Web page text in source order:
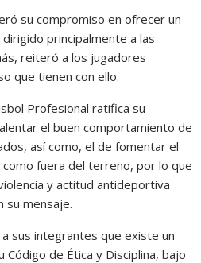
su compromiso en ofrecer un
principalmente a las
reiteró a los jugadores
que tienen con ello.
Profesional ratifica su
el buen comportamiento de
así como, el de fomentar el
fuera del terreno, por lo que
y actitud antideportiva
su mensaje.
sus integrantes que existe un
Código de Ética y Disciplina, bajo